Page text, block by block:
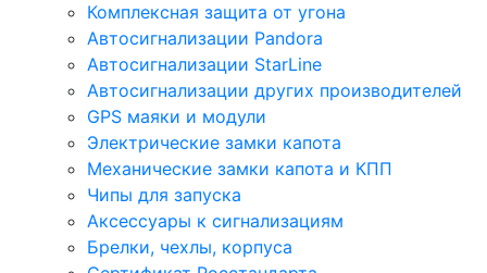
Комплексная защита от угона
Автосигнализации Pandora
Автосигнализации StarLine
Автосигнализации других производителей
GPS маяки и модули
Электрические замки капота
Механические замки капота и КПП
Чипы для запуска
Аксессуары к сигнализациям
Брелки, чехлы, корпуса